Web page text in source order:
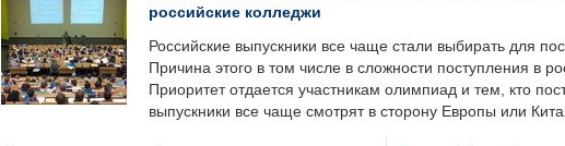
российские колледжи
Российские выпускники все чаще стали выбирать для
Причина этого в том числе в сложности поступления в
Приоритет отдается участникам олимпиад и тем, кто
выпускники все чаще смотрят в сторону Европы или